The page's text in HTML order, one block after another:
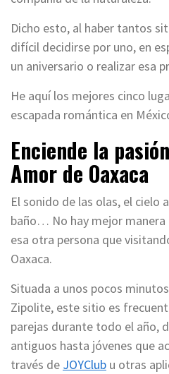
Dicho esto, al haber tantos
difícil decidirse por uno, en
un aniversario o realizar esa
He aquí los mejores cinco
escapada romántica en
Enciende la
Amor de Oaxaca
El sonido de las olas, el cielo
baño… No hay mejor manera
esa otra persona que
Oaxaca.
Situada a unos pocos
Zipolite, este sitio es
parejas durante todo el año,
antiguos hasta jóvenes que
través de JOYClub u otras